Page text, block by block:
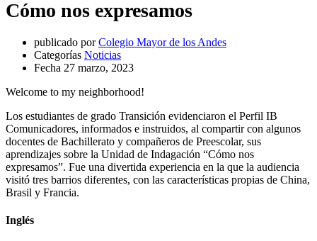
Cómo nos expresamos
publicado por Colegio Mayor de los Andes
Categorías Noticias
Fecha 27 marzo, 2023
Welcome to my neighborhood!
Los estudiantes de grado Transición evidenciaron el Perfil IB
Comunicadores, informados e instruidos, al compartir con algunos
docentes de Bachillerato y compañeros de Preescolar, sus
aprendizajes sobre la Unidad de Indagación “Cómo nos
expresamos”. Fue una divertida experiencia en la que la audiencia
visitó tres barrios diferentes, con las características propias de China,
Brasil y Francia.
Inglés